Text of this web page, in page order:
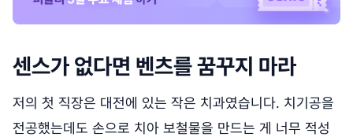
센스가 없다면 벤츠를 꿈꾸지 마라
저의 첫 직장은 대전에 있는 작은 치과였습니다. 치기공을
전공했는데도 손으로 치아 보철물을 만드는 게 너무 적성